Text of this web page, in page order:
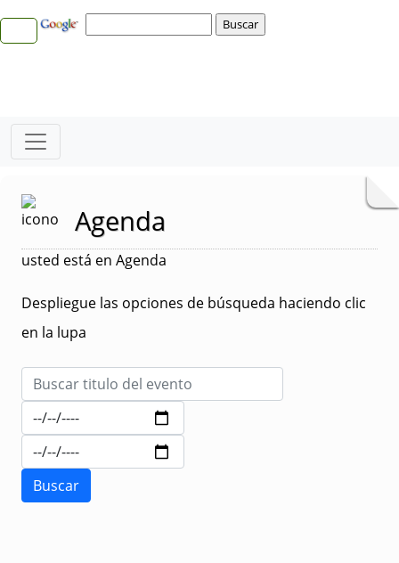
Agenda
usted está en Agenda
Despliegue las opciones de búsqueda haciendo clic
en la lupa